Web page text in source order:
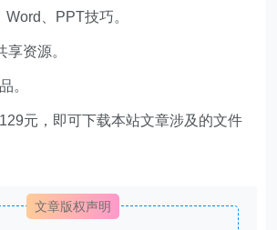
、PPT技巧。
资源。
。
元，即可下载本站文章涉及的文件
文章版权声明